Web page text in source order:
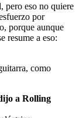
pero eso no quiere
por
porque aunque
resume a eso:
como
a Rolling